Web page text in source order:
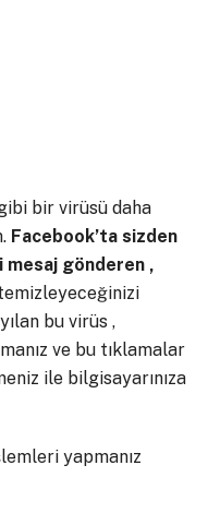
bir virüsü daha
Facebook’ta sizden
mesaj gönderen ,
bu virüs ,
ve bu tıklamalar
ile bilgisayarınıza
yapmanız